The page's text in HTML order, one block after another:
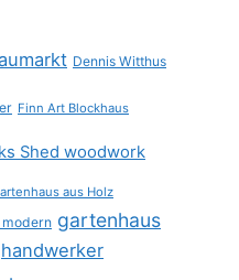
Dennis Witthus
Finn Art Blockhaus
Shed woodwork
aus Holz
modern gartenhaus
handwerker